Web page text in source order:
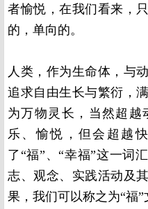
者愉悦，在我们看来，
的，单向的。
人类，作为生命体，与
追求自由生长与繁衍，
为万物灵长，当然超
乐、愉悦，但会超越
了“福”、“幸福”这一词
志、观念、实践活动及
果，我们可以称之为“福”